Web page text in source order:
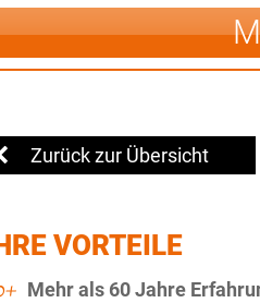
Zurück zur Übersicht
VORTEILE
Mehr als 60 Jahre